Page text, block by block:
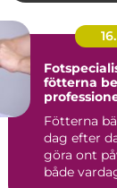
fötterna
Fötterna
dag efter
göra ont
både